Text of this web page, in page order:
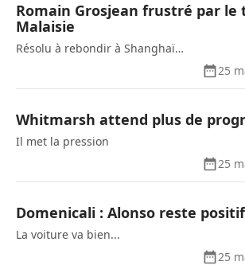
Romain Grosjean frustré par le
Malaisie
Résolu à rebondir à Shanghaï…
25
Whitmarsh attend plus de
Il met la pression
25
Domenicali : Alonso reste positif
La voiture va bien...
25